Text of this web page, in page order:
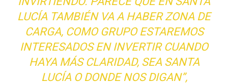
LUCÍA TAMBIÉN VA A HABER ZONA DE
CARGA, COMO GRUPO ESTAREMOS
INTERESADOS EN INVERTIR CUANDO
HAYA MÁS CLARIDAD, SEA SANTA
LUCÍA O DONDE NOS DIGAN”,